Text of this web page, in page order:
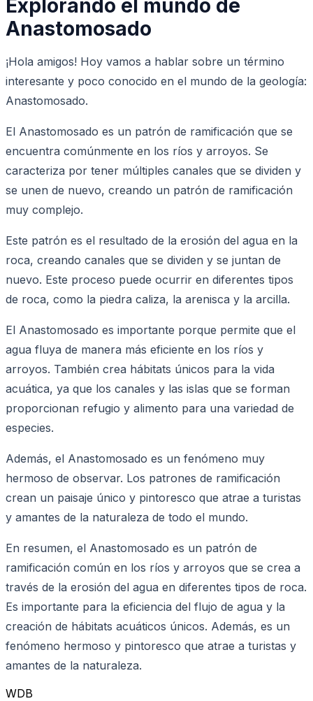
Explorando el mundo de
Anastomosado
¡Hola amigos! Hoy vamos a hablar sobre un término
interesante y poco conocido en el mundo de la geología:
Anastomosado.
El Anastomosado es un patrón de ramificación que se
encuentra comúnmente en los ríos y arroyos. Se
caracteriza por tener múltiples canales que se dividen y
se unen de nuevo, creando un patrón de ramificación
muy complejo.
Este patrón es el resultado de la erosión del agua en la
roca, creando canales que se dividen y se juntan de
nuevo. Este proceso puede ocurrir en diferentes tipos
de roca, como la piedra caliza, la arenisca y la arcilla.
El Anastomosado es importante porque permite que el
agua fluya de manera más eficiente en los ríos y
arroyos. También crea hábitats únicos para la vida
acuática, ya que los canales y las islas que se forman
proporcionan refugio y alimento para una variedad de
especies.
Además, el Anastomosado es un fenómeno muy
hermoso de observar. Los patrones de ramificación
crean un paisaje único y pintoresco que atrae a turistas
y amantes de la naturaleza de todo el mundo.
En resumen, el Anastomosado es un patrón de
ramificación común en los ríos y arroyos que se crea a
través de la erosión del agua en diferentes tipos de roca.
Es importante para la eficiencia del flujo de agua y la
creación de hábitats acuáticos únicos. Además, es un
fenómeno hermoso y pintoresco que atrae a turistas y
amantes de la naturaleza.
WDB